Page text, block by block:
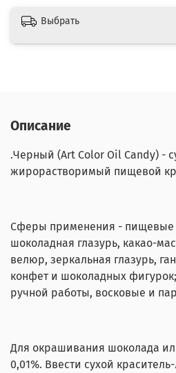
Выбрать
Описание
.Черный (Art Color Oil Candy) -
жирорастворимый пищевой
Сферы применения - пищевые
шоколадная глазурь, какао-
велюр, зеркальная глазурь,
конфет и шоколадных
ручной работы, восковые и
Для окрашивания шоколада
0,01%. Ввести сухой